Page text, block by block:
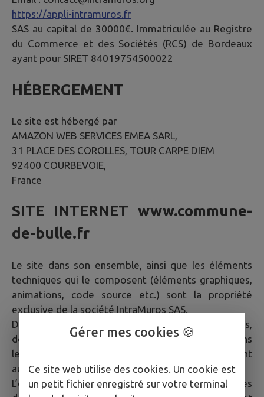
https://appli-intramuros.fr
SAS au capital de 30000€. Immatriculée au Registre
du Commerce et des Sociétés (RCS) de Bordeaux
ayant pour SIRET 84019754500022
HÉBERGEMENT
Le site est hébergé par
AMAZON WEB SERVICES EMEA SARL,
31 PLACE DES COROLLES, TOUR CARPE DIEM
92400 COURBEVOIE,
France
SITE INTERNET www.commune-
de-bulle.fr
Le site dans son ensemble, ainsi que les éléments
techniques qui le composent (éléments graphiques,
animations, code source etc.) sont la propriété
exclusive de la société IntraMuros SAS.
De plus, les textes, images, photographies,
documents, ainsi que toutes œuvres intégrées dans
le site sont la propriété de la Mairie ou de tiers ayant
autorisé la Mairie à les utiliser.
L’ensemble de ces éléments constituent des œuvres
Gérer mes cookies 🍪
Ce site web utilise des cookies. Un cookie est
un petit fichier enregistré sur votre terminal